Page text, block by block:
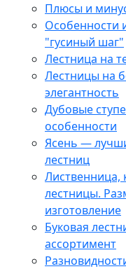
Плюсы и
Особенности
"гусиный шаг"
Лестница на
Лестницы на
элегантность
Дубовые
особенности
Ясень —
лестниц
Лиственница,
лестницы.
изготовление
Буковая
ассортимент